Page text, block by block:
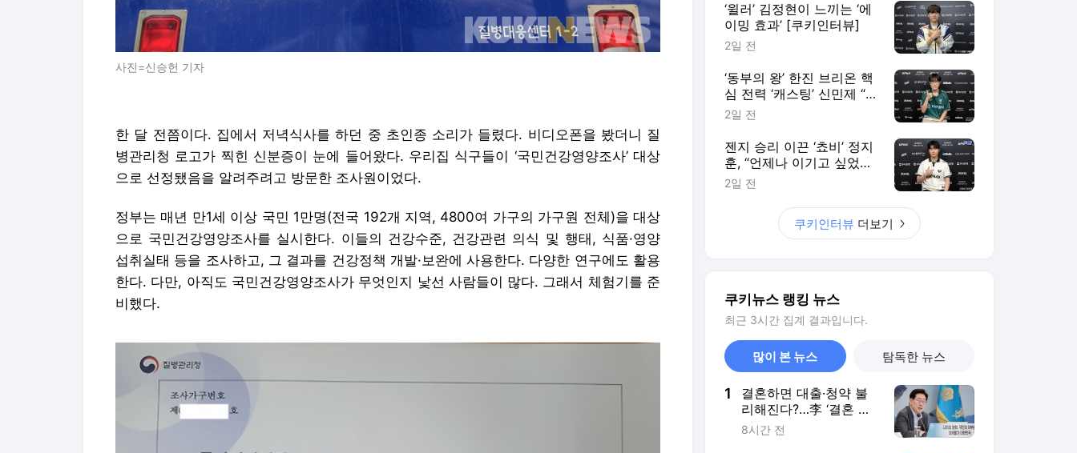
사진=신승헌 기자
한 달 전쯤이다. 집에서 저녁식사를 하던 중 초인종 소리가 들렸다. 비디오폰을 봤더니 질
병관리청 로고가 찍힌 신분증이 눈에 들어왔다. 우리집 식구들이 ‘국민건강영양조사’ 대상
으로 선정됐음을 알려주려고 방문한 조사원이었다.
정부는 매년 만1세 이상 국민 1만명(전국 192개 지역, 4800여 가구의 가구원 전체)을 대상
으로 국민건강영양조사를 실시한다. 이들의 건강수준, 건강관련 의식 및 행태, 식품·영양
섭취실태 등을 조사하고, 그 결과를 건강정책 개발·보완에 사용한다. 다양한 연구에도 활용
한다. 다만, 아직도 국민건강영양조사가 무엇인지 낯선 사람들이 많다. 그래서 체험기를 준
비했다.
‘윌러’ 김정현이 느끼는 ‘에
이밍 효과’ [쿠키인터뷰]
2일 전
‘동부의 왕’ 한진 브리온 핵
심 전력 ‘캐스팅’ 신민제 “팬
들에게 좋은 경기력으로 보
2일 전
젠지 승리 이끈 ‘쵸비’ 정지
훈, “언제나 이기고 싶었다”
[쿠키인터뷰]
2일 전
쿠키인터뷰 더보기
쿠키뉴스 랭킹 뉴스
최근 3시간 집계 결과입니다.
많이 본 뉴스 탐독한 뉴스
1
결혼하면 대출·청약 불
리해진다?…李 ‘결혼 페
널티’ 개선 예고
8시간 전